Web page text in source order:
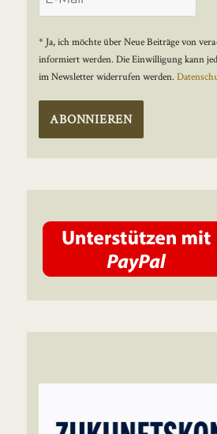
* Ja, ich möchte über Neue Beiträge von
informiert werden. Die Einwilligung kann
im Newsletter widerrufen werden.